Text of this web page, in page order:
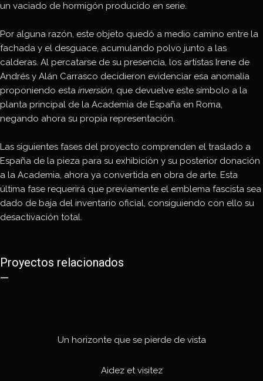
un vaciado de hormigón producido en serie.
Por alguna razón, este objeto quedó a medio camino entre la
fachada y el desguace, acumulando polvo junto a las
calderas. Al percatarse de su presencia, los artistas Irene de
Andrés y Alán Carrasco decidieron evidenciar esa anomalía
proponiendo esta inversión, que devuelve este símbolo a la
planta principal de la Academia de España en Roma,
negando ahora su propia representación.
Las siguientes fases del proyecto comprenden el traslado a
España de la pieza para su exhibición y su posterior donación
a la Academia, ahora ya convertida en obra de arte. Esta
última fase requerirá que previamente el emblema fascista sea
dado de baja del inventario oficial, consiguiendo con ello su
desactivación total.
Proyectos relacionados
—
Un horizonte que se pierde de vista
Aidez et visitez